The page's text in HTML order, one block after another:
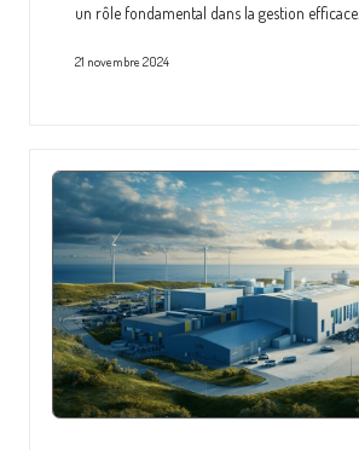
un rôle fondamental dans la gestion efficace…
21 novembre 2024